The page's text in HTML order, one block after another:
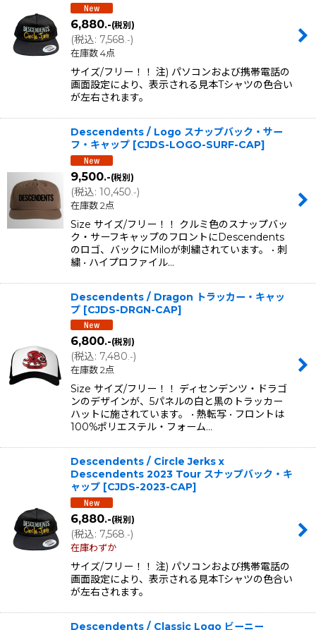
6,880.-(税別)
(税込: 7,568 .-)
在庫数 4点
サイズ/フリー！！ 注) パソコンおよび携帯電話の
画面設定により、表示される見本Tシャツの色合い
が左右されます。
Descendents / Logo スナップバック・サー
フ・キャップ [CJDS-LOGO-SURF-CAP]
9,500.-(税別)
(税込: 10,450 .-)
在庫数 2点
Size サイズ/フリー！！ クルミ色のスナップバッ
ク・サーフキャップのフロントにDescendents
のロゴ、バックにMiloが刺繍されています。 • 刺
繍 • ハイプロファイル…
Descendents / Dragon トラッカー・キャッ
プ [CJDS-DRGN-CAP]
6,800.-(税別)
(税込: 7,480.-)
在庫数 2点
Size サイズ/フリー！！ ディセンデンツ・ドラゴ
ンのデザインが、5パネルの白と黒のトラッカー
ハットに施されています。 • 熱転写 • フロントは
100%ポリエステル・フォーム…
Descendents / Circle Jerks x
Descendents 2023 Tour スナップバック・キ
ャップ [CJDS-2023-CAP]
6,880.-(税別)
(税込: 7,568.-)
在庫わずか
サイズ/フリー！！ 注) パソコンおよび携帯電話の
画面設定により、表示される見本Tシャツの色合い
が左右されます。
Descendents / Classic Logo ビーニー